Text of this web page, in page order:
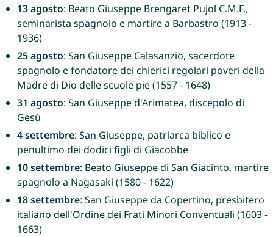
13 agosto: Beato Giuseppe Brengaret Pujol C.M.F.,
seminarista spagnolo e martire a Barbastro (1913 -
1936)
25 agosto: San Giuseppe Calasanzio, sacerdote
spagnolo e fondatore dei chierici regolari poveri della
Madre di Dio delle scuole pie (1557 - 1648)
31 agosto: San Giuseppe d'Arimatea, discepolo di
Gesù
4 settembre: San Giuseppe, patriarca biblico e
penultimo dei dodici figli di Giacobbe
10 settembre: Beato Giuseppe di San Giacinto, martire
spagnolo a Nagasaki (1580 - 1622)
18 settembre: San Giuseppe da Copertino, presbitero
italiano dell'Ordine dei Frati Minori Conventuali (1603 -
1663)